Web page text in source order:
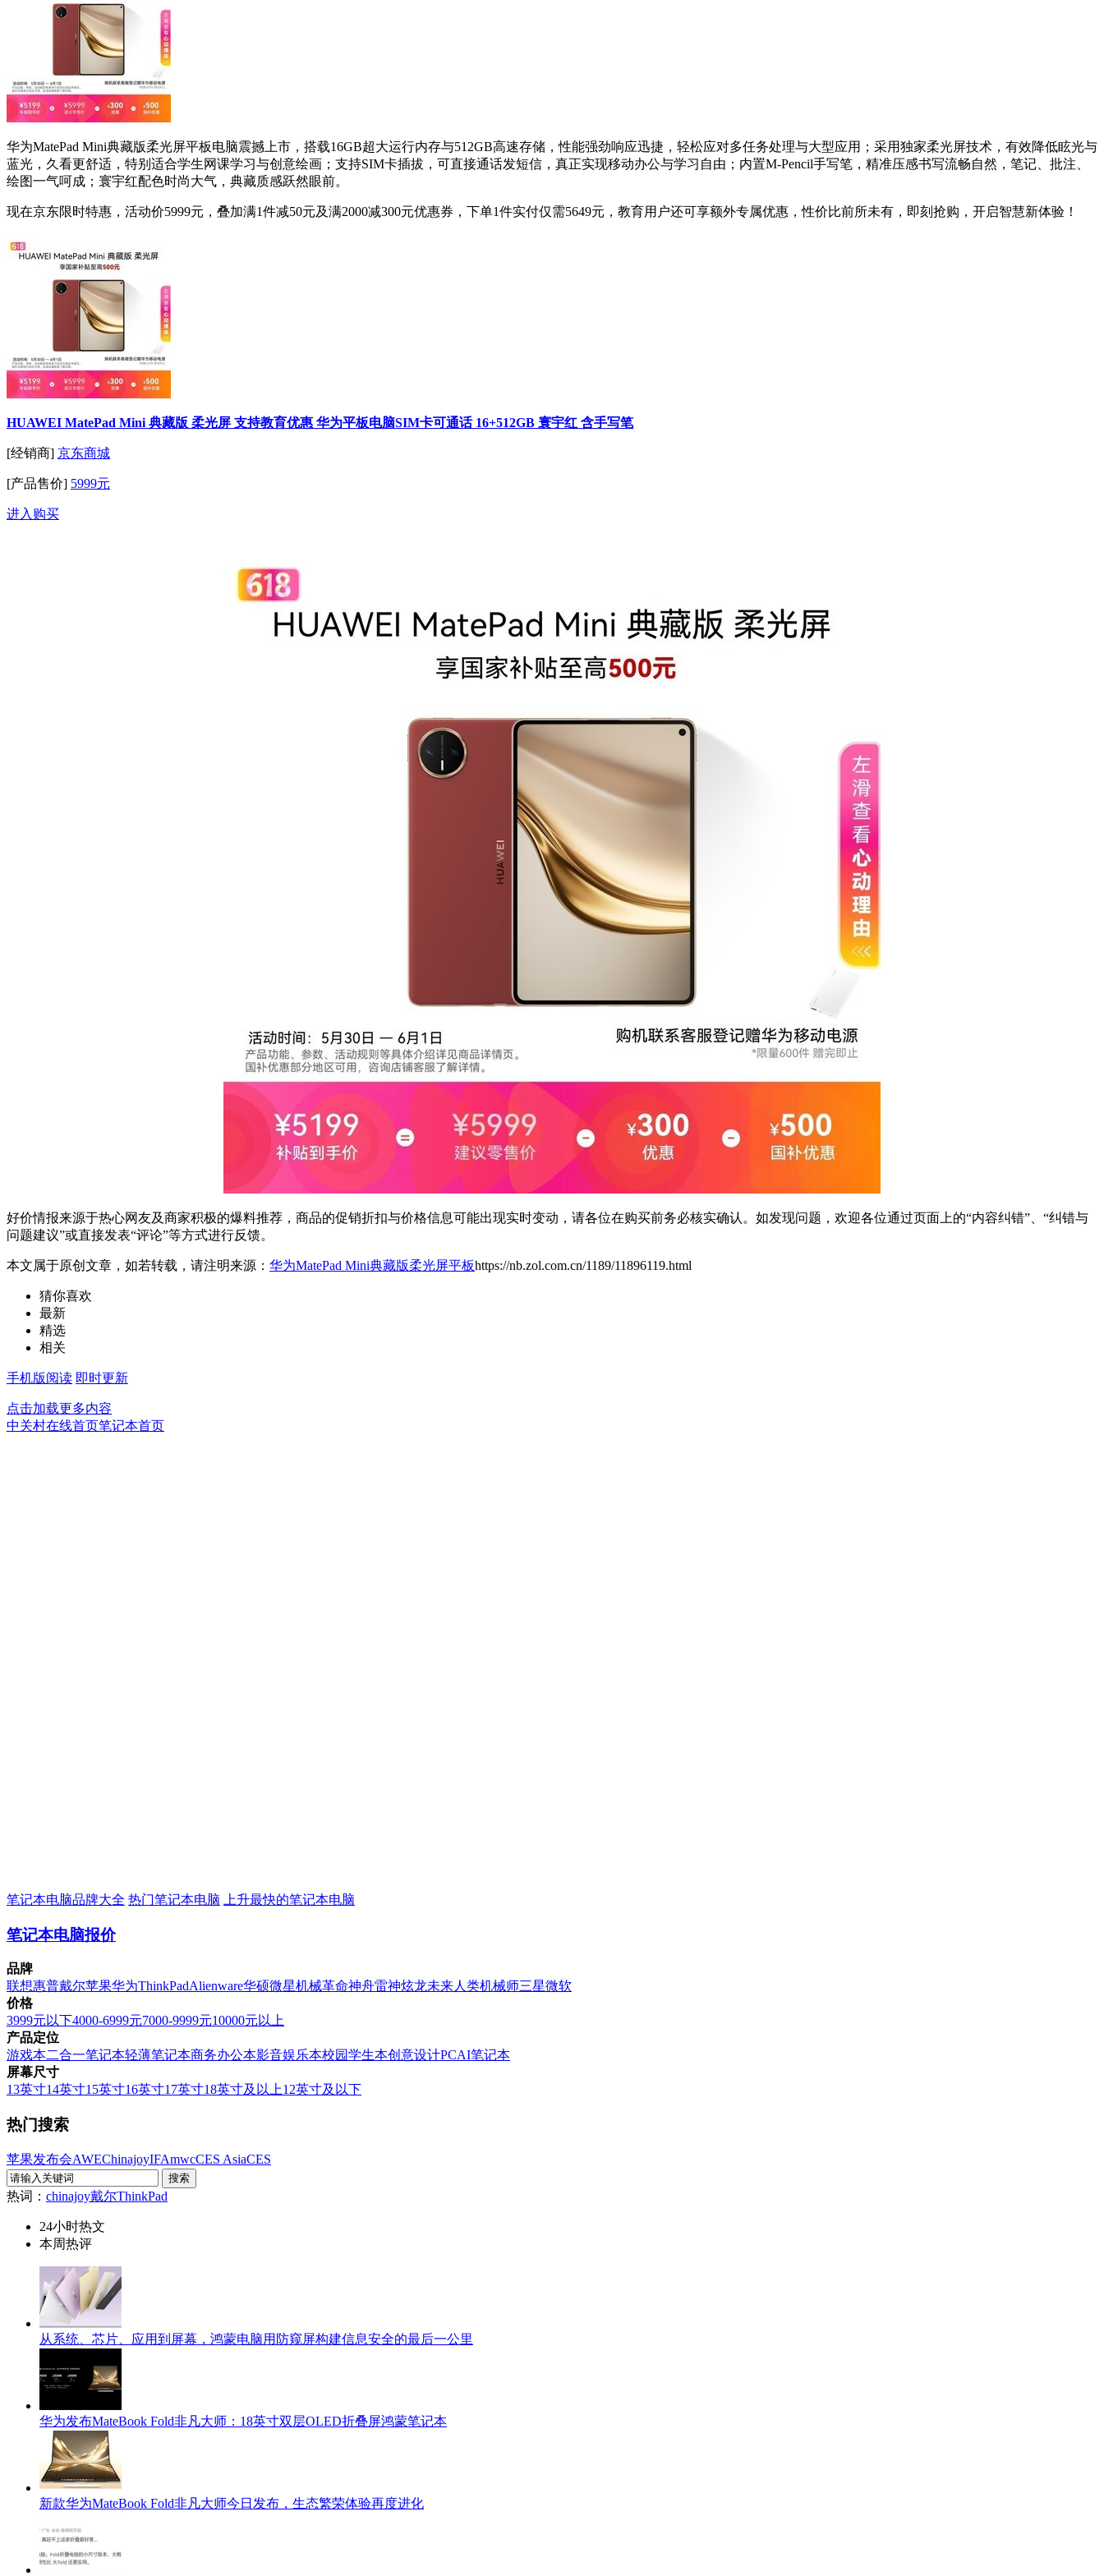
华为MatePad Mini典藏版柔光屏平板电脑震撼上市，搭载16GB超大运行内存与512GB高速存储，性能强劲响应迅捷，轻松应对多任务处理与大型应用；采用独家柔光屏技术，有效降低眩光与
蓝光，久看更舒适，特别适合学生网课学习与创意绘画；支持SIM卡插拔，可直接通话发短信，真正实现移动办公与学习自由；内置M-Pencil手写笔，精准压感书写流畅自然，笔记、批注、
绘图一气呵成；寰宇红配色时尚大气，典藏质感跃然眼前。
现在京东限时特惠，活动价5999元，叠加满1件减50元及满2000减300元优惠券，下单1件实付仅需5649元，教育用户还可享额外专属优惠，性价比前所未有，即刻抢购，开启智慧新体验！
HUAWEI MatePad Mini 典藏版 柔光屏 支持教育优惠 华为平板电脑SIM卡可通话 16+512GB 寰宇红 含手写笔
[经销商] 京东商城
[产品售价] 5999元
进入购买
好价情报来源于热心网友及商家积极的爆料推荐，商品的促销折扣与价格信息可能出现实时变动，请各位在购买前务必核实确认。如发现问题，欢迎各位通过页面上的“内容纠错”、“纠错与
问题建议”或直接发表“评论”等方式进行反馈。
本文属于原创文章，如若转载，请注明来源： 华为MatePad Mini典藏版柔光屏平板https://nb.zol.com.cn/1189/11896119.html
猜你喜欢
最新
精选
相关
手机版阅读 即时更新
点击加载更多内容
中关村在线首页笔记本首页
笔记本电脑品牌大全 热门笔记本电脑 上升最快的笔记本电脑
笔记本电脑报价
品牌
联想惠普戴尔苹果华为ThinkPadAlienware华硕微星机械革命神舟雷神炫龙未来人类机械师三星微软
价格
3999元以下4000-6999元7000-9999元10000元以上
产品定位
游戏本二合一笔记本轻薄笔记本商务办公本影音娱乐本校园学生本创意设计PCAI笔记本
屏幕尺寸
13英寸14英寸15英寸16英寸17英寸18英寸及以上12英寸及以下
热门搜索
苹果发布会AWEChinajoyIFAmwcCES AsiaCES
热词： chinajoy戴尔ThinkPad
24小时热文
本周热评
从系统、芯片、应用到屏幕，鸿蒙电脑用防窥屏构建信息安全的最后一公里
华为发布MateBook Fold非凡大师：18英寸双层OLED折叠屏鸿蒙笔记本
新款华为MateBook Fold非凡大师今日发布，生态繁荣体验再度进化